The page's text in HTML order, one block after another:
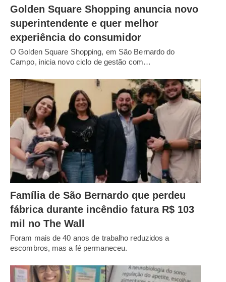
Golden Square Shopping anuncia novo
superintendente e quer melhor
experiência do consumidor
O Golden Square Shopping, em São Bernardo do
Campo, inicia novo ciclo de gestão com…
Família de São Bernardo que perdeu
fábrica durante incêndio fatura R$ 103
mil no The Wall
Foram mais de 40 anos de trabalho reduzidos a
escombros, mas a fé permaneceu.